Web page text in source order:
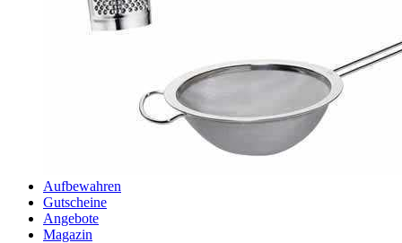
Aufbewahren
Gutscheine
Angebote
Magazin